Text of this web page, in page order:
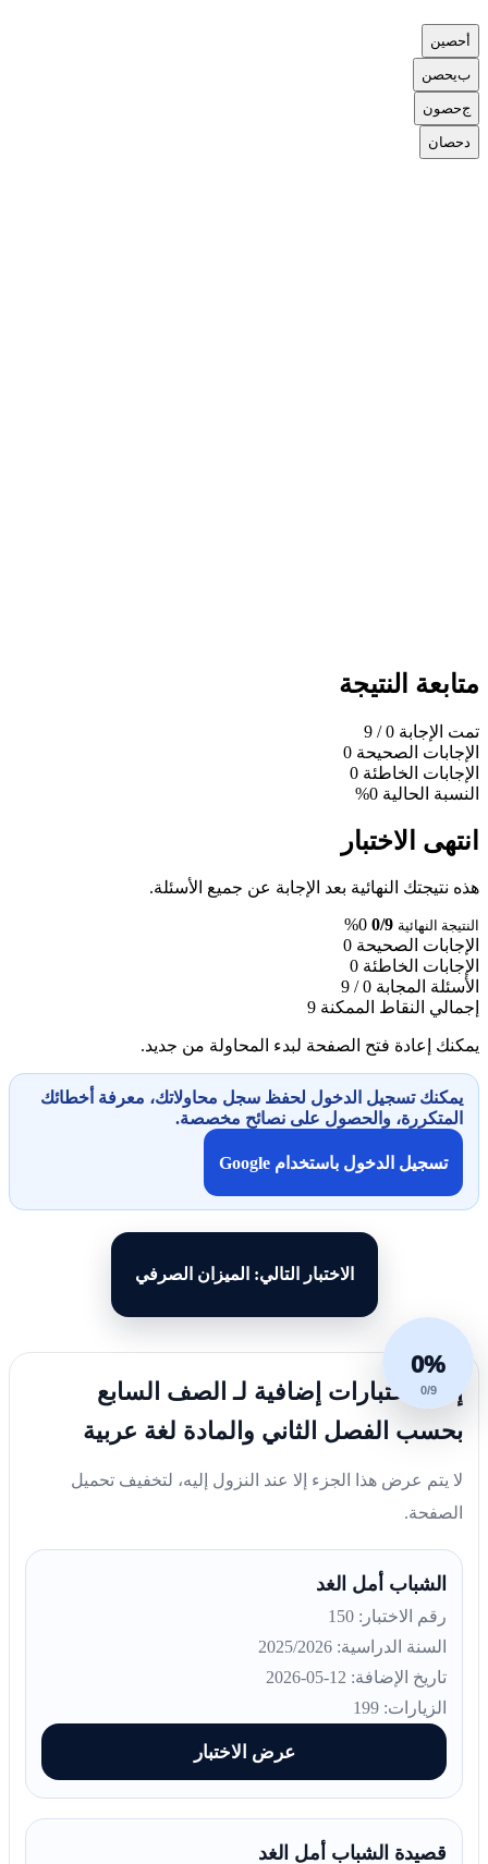
حصين
بيحصن
جحصون
حصان
متابعة النتيجة
تمت الإجابة 0
/ 9
الإجابات الصحيحة 0
الإجابات الخاطئة 0
النسبة الحالية 0%
انتهى الاختبار
هذه نتيجتك النهائية بعد الإجابة عن جميع الأسئلة.
النتيجة النهائية 0/9
0%
الإجابات الصحيحة 0
الإجابات الخاطئة 0
الأسئلة المجابة 0 / 9
إجمالي النقاط الممكنة 9
يمكنك إعادة فتح الصفحة لبدء المحاولة من جديد.
يمكنك تسجيل الدخول لحفظ سجل محاولاتك، معرفة أخطائك
المتكررة، والحصول على نصائح مخصصة.
تسجيل الدخول باستخدام Google
الاختبار التالي: الميزان الصرفي
0%
0/9
إليك اختبارات إضافية لـ الصف السابع
بحسب الفصل الثاني والمادة لغة عربية
لا يتم عرض هذا الجزء إلا عند النزول إليه، لتخفيف تحميل
الصفحة.
الشباب أمل الغد
رقم الاختبار: 150
السنة الدراسية: 2025/2026
تاريخ الإضافة: 12-05-2026
الزيارات: 199
عرض الاختبار
قصيدة الشباب أمل الغد